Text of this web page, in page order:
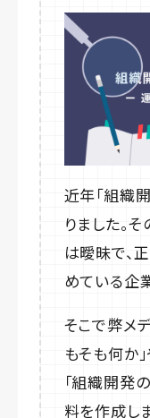
近年「組織
りました。
は曖昧で、
めている企
そこで弊メ
もそも何か
「組織開発
料を作成し